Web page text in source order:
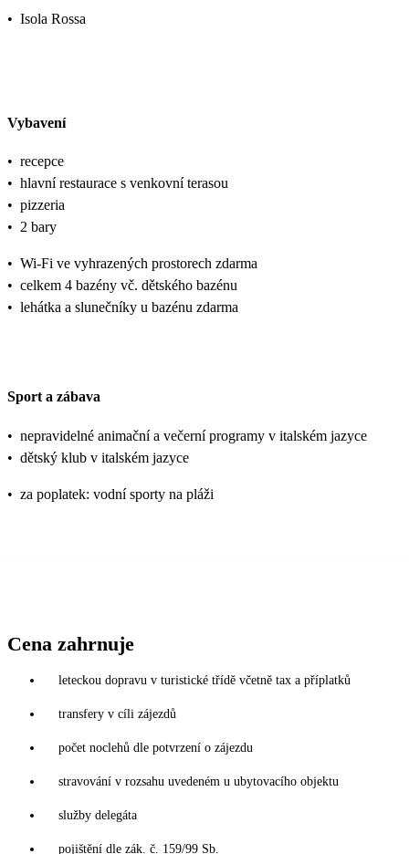
• Isola Rossa
Vybavení
• recepce
• hlavní restaurace s venkovní terasou
• pizzeria
• 2 bary
• Wi-Fi ve vyhrazených prostorech zdarma
• celkem 4 bazény vč. dětského bazénu
• lehátka a slunečníky u bazénu zdarma
Sport a zábava
• nepravidelné animační a večerní programy v italském jazyce
• dětský klub v italském jazyce
• za poplatek: vodní sporty na pláži
Cena zahrnuje
leteckou dopravu v turistické třídě včetně tax a příplatků
transfery v cíli zájezdů
počet noclehů dle potvrzení o zájezdu
stravování v rozsahu uvedeném u ubytovacího objektu
služby delegáta
pojištění dle zák. č. 159/99 Sb.